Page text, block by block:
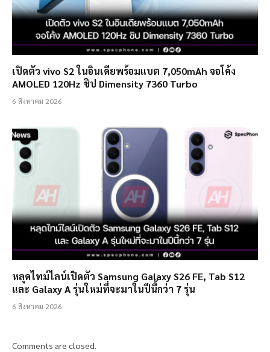
เปิดตัว vivo S2 ในอินเดียพร้อมแบต 7,050mAh จอโค้ง
AMOLED 120Hz ชิป Dimensity 7360 Turbo
6 สิงหาคม 2026
หลุดไทม์ไลน์เปิดตัว Samsung Galaxy S26 FE, Tab S12
และ Galaxy A รุ่นใหม่ที่จะมาในปีนี้กว่า 7 รุ่น
6 สิงหาคม 2026
Comments are closed.